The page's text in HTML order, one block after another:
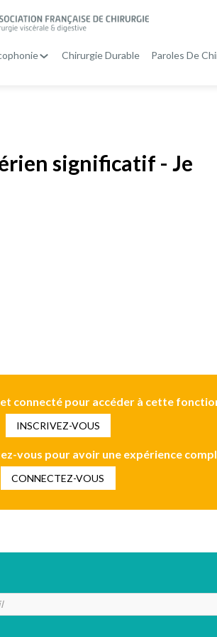
Chirurgie Durable Paroles De
significatif - Je
connecté pour accéder à cette
INSCRIVEZ-VOUS
vous pour avoir une expérience
CONNECTEZ-VOUS